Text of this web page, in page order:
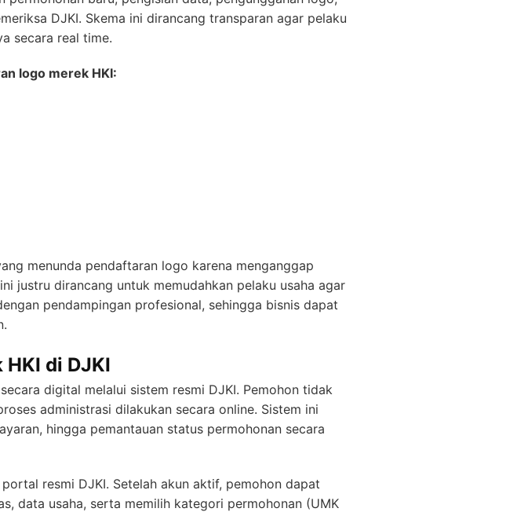
DJKI. Skema ini dirancang transparan agar pelaku
secara real time.
logo merek HKI:
menunda pendaftaran logo karena menganggap
justru dirancang untuk memudahkan pelaku usaha agar
pendampingan profesional, sehingga bisnis dapat
di DJKI
digital melalui sistem resmi DJKI. Pemohon tidak
administrasi dilakukan secara online. Sistem ini
hingga pemantauan status permohonan secara
resmi DJKI. Setelah akun aktif, pemohon dapat
data usaha, serta memilih kategori permohonan (UMK